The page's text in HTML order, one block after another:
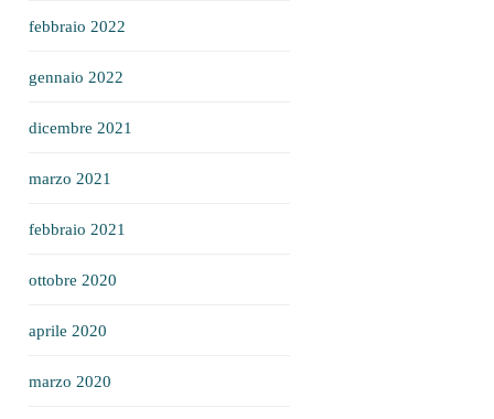
febbraio 2022
gennaio 2022
dicembre 2021
marzo 2021
febbraio 2021
ottobre 2020
aprile 2020
marzo 2020